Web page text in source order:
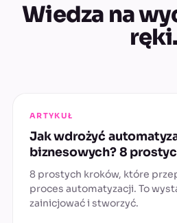
Wiedza na
ręki.
ARTYKUŁ
Jak wdrożyć
biznesowych? 8
8 prostych kroków, które
proces automatyzacji. To
zainicjować i stworzyć.